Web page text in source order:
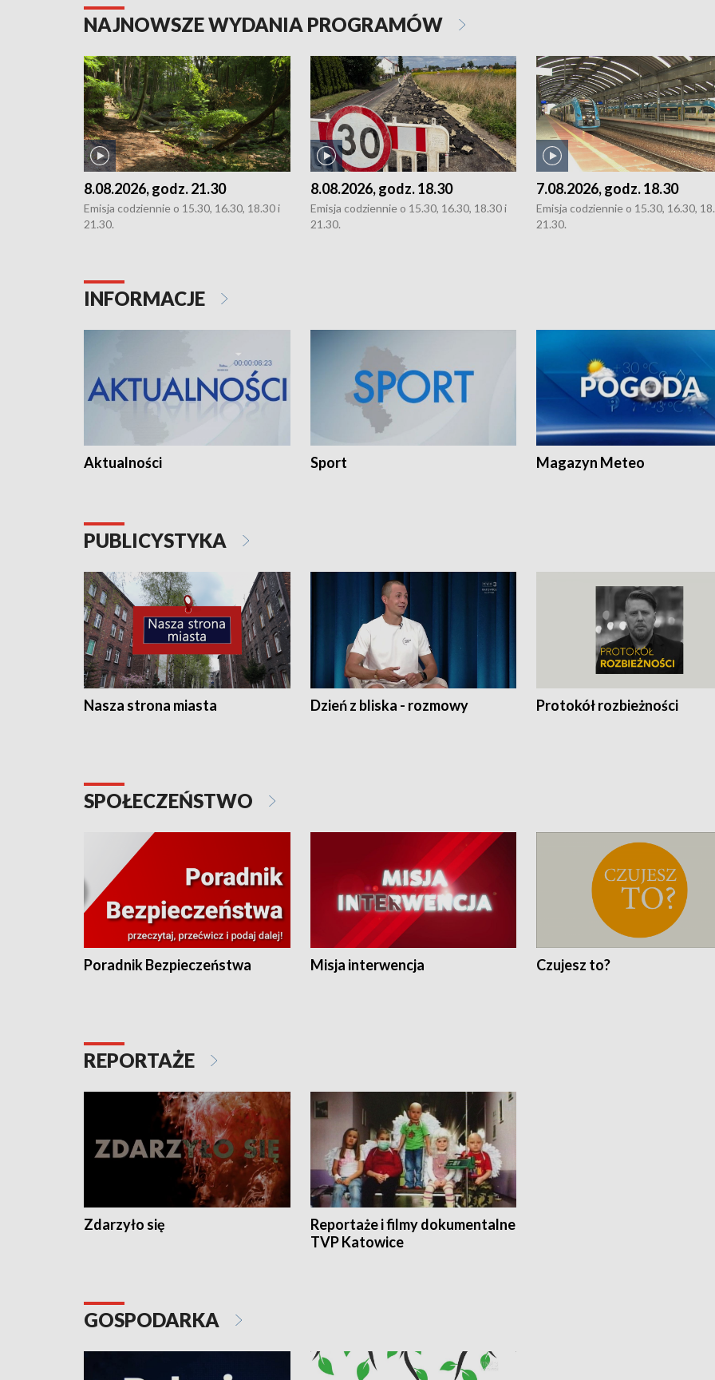
NAJNOWSZE WYDANIA PROGRAMÓW
8.08.2026, godz. 21.30
Emisja codziennie o 15.30, 16.30, 18.30 i
21.30.
8.08.2026, godz. 18.30
Emisja codziennie o 15.30, 16.30, 18.30 i
21.30.
7.08.2026, godz. 18.30
Emisja codziennie o 15.30, 16.30,
21.30.
INFORMACJE
Aktualności Sport Magazyn Meteo
PUBLICYSTYKA
Nasza strona miasta Dzień z bliska - rozmowy Protokół rozbieżności
SPOŁECZEŃSTWO
Poradnik Bezpieczeństwa Misja interwencja Czujesz to?
REPORTAŻE
Zdarzyło się
Reportaże i filmy dokumentalne
TVP Katowice
GOSPODARKA